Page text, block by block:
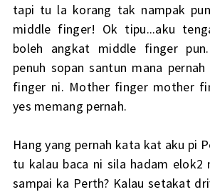
tapi tu la korang tak nampak
middle finger! Ok tipu...aku
boleh angkat middle finger
penuh sopan santun mana
finger ni. Mother finger mother
yes memang pernah.
Hang yang pernah kata kat aku pi
tu kalau baca ni sila hadam elok2
sampai ka Perth? Kalau setakat